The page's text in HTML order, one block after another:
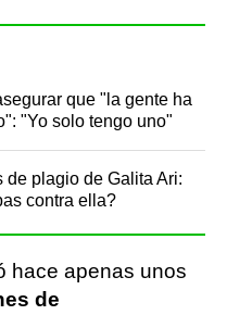
que "la gente ha
"Yo solo tengo uno"
plagio de Galita Ari:
contra ella?
hace apenas unos
de